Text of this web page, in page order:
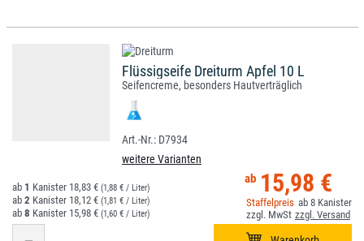
Flüssigseife Dreiturm Apfel 10 L
Seifencreme, besonders Hautverträglich
D7934
weitere Varianten
15,98 €
8
1 18,83 € (1,88 € / Liter)
2 18,12 € (1,81 € / Liter)
8 15,98 € (1,60 € / Liter)